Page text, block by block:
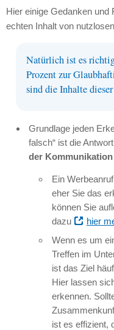
Hier einige Gedanken und
echten Inhalt von
Natürlich ist es
Prozent zur
sind die Inhalte
Grundlage jeden
falsch“ ist die
der Kommunikation
Ein
eher Sie das
können Sie
dazu
hier
Wenn es um
Treffen im
ist das Ziel
Hier lassen
erkennen.
ist es effizient,